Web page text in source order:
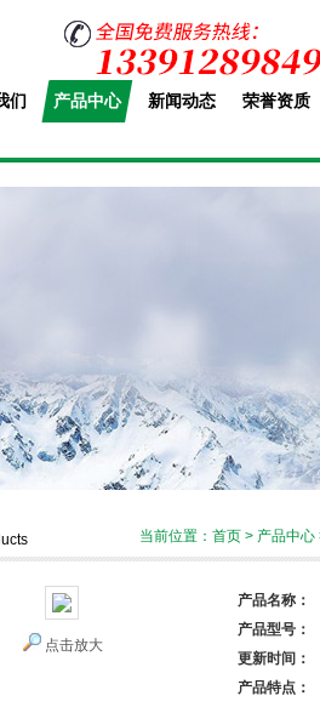
们 产品中心 新闻动态 荣誉资质
当前位置： 首页 > 产品中心
点击放大
产品名称：
产品型号：
更新时间：
产品特点：